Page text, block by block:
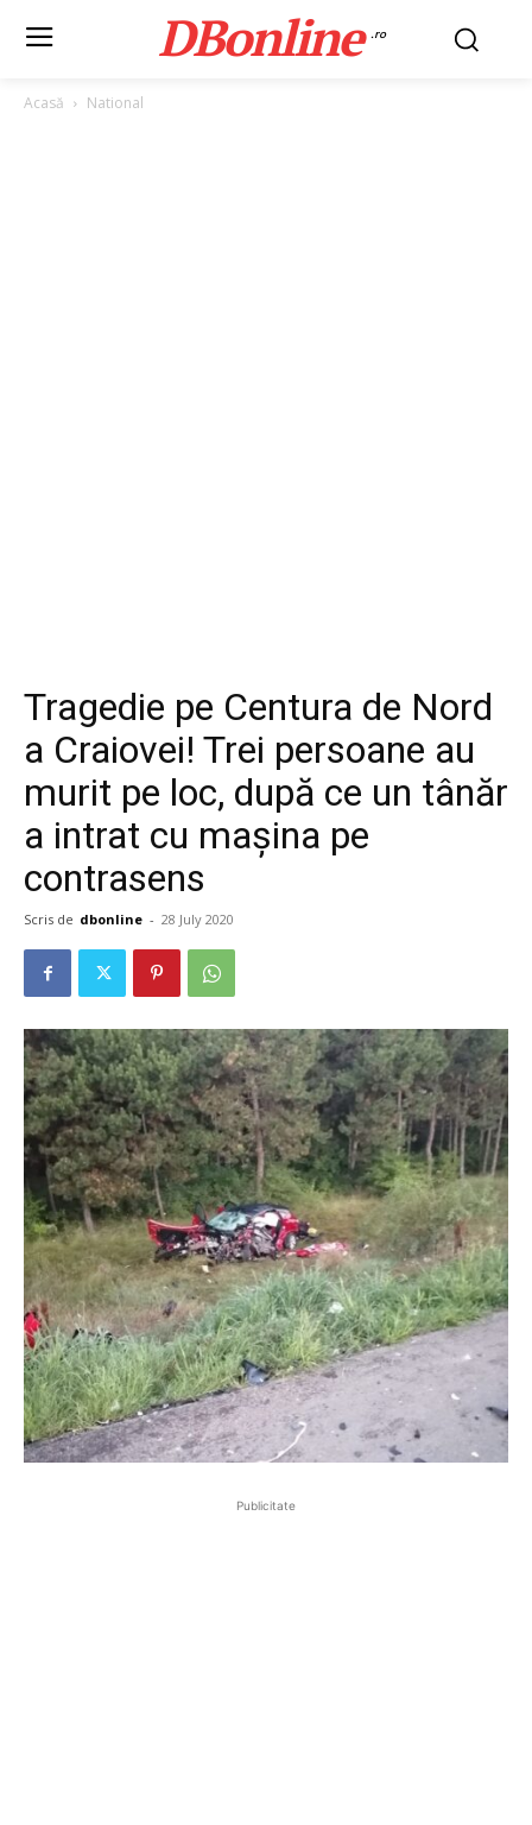
DBonline .ro
Acasă National
Tragedie pe Centura de Nord
a Craiovei! Trei persoane au
murit pe loc, după ce un tânăr
a intrat cu mașina pe
contrasens
Scris de dbonline - 28 July 2020
Publicitate